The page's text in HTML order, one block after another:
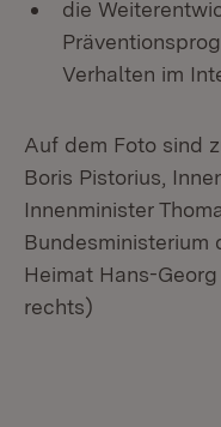
die
Verhalten im
Auf dem Foto sind
Boris Pistorius,
Innenminister
Bundesministerium
Heimat Hans-
rechts)